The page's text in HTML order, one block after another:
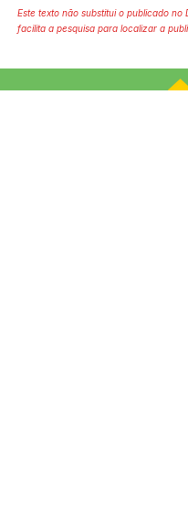
Este texto não substitui o publicado no
facilita a pesquisa para localizar a